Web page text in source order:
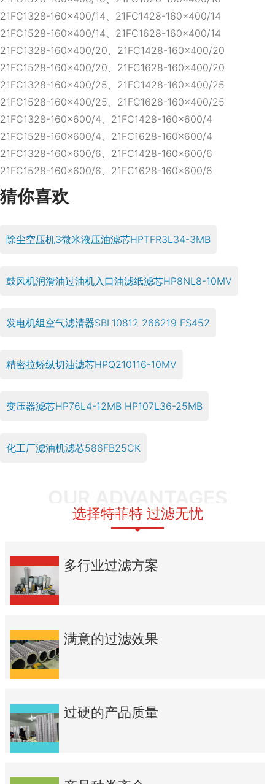
21FC1328-160×400/14、21FC1428-160×400/14
21FC1528-160×400/14、21FC1628-160×400/14
21FC1328-160×400/20、21FC1428-160×400/20
21FC1528-160×400/20、21FC1628-160×400/20
21FC1328-160×400/25、21FC1428-160×400/25
21FC1528-160×400/25、21FC1628-160×400/25
21FC1328-160×600/4、21FC1428-160×600/4
21FC1528-160×600/4、21FC1628-160×600/4
21FC1328-160×600/6、21FC1428-160×600/6
21FC1528-160×600/6、21FC1628-160×600/6
猜你喜欢
除尘空压机3微米液压油滤芯HPTFR3L34-3MB
鼓风机润滑油过油机入口油滤纸滤芯HP8NL8-10MV
发电机组空气滤清器SBL10812 266219 FS452
精密拉矫纵切油滤芯HPQ210116-10MV
变压器滤芯HP76L4-12MB HP107L36-25MB
化工厂滤油机滤芯586FB25CK
选择特菲特 过滤无忧
多行业过滤方案
满意的过滤效果
过硬的产品质量